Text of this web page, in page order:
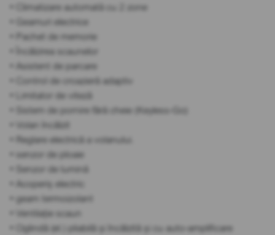
• Climatizare automată cu 2 zone
• Geamuri electrice
• Pachet de memorie
• Încălzirea scaunelor
• Asistent de parcare
• Control de croazieră adaptiv
• Limitator de viteză
• Sistem de pornire fără cheie (Keyless-Go)
• Volan încălzit
• Reglare electrică a volanului.
• senzor de ploaie
• Senzor de lumină
• Acoperiș electric
• geam termoizolant
• Ventilație scaun
• Oglindă (el.) pliabilă și încălzită și cu auto-amplificare